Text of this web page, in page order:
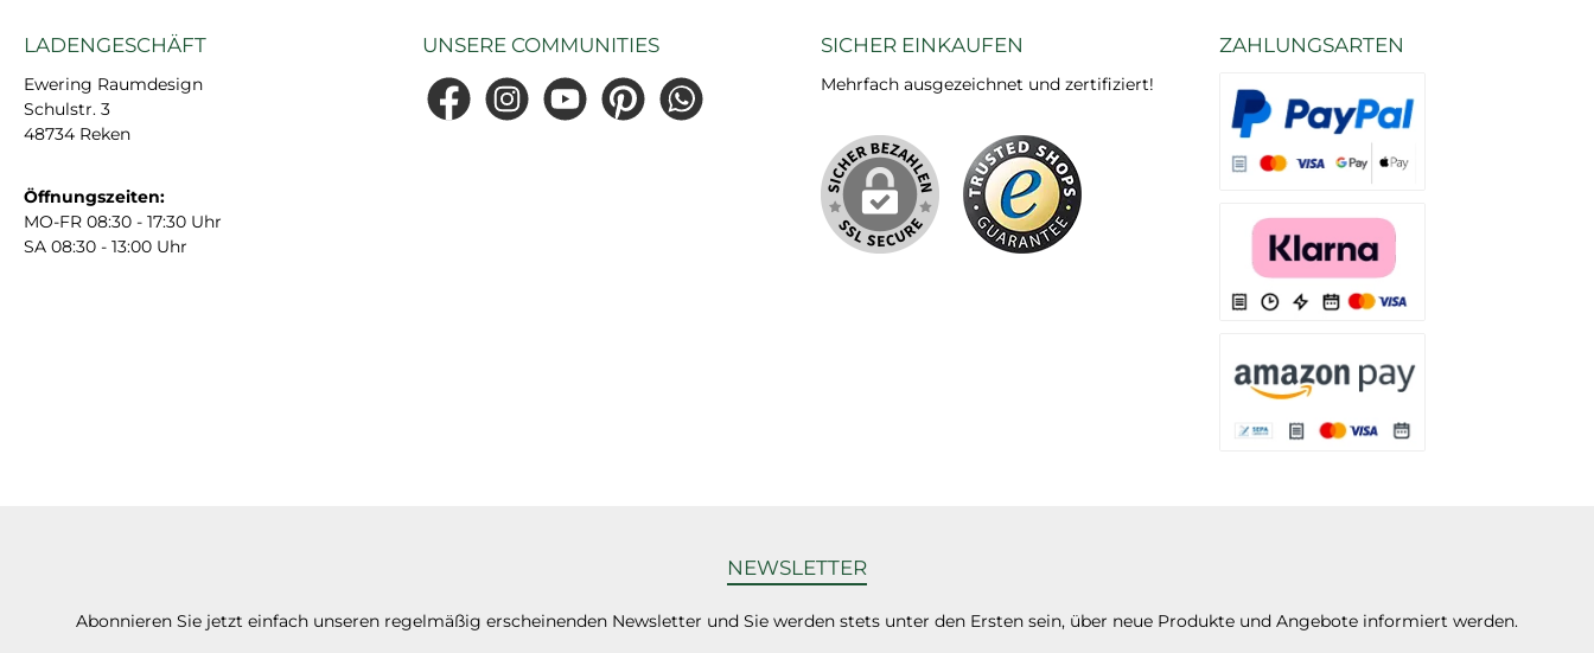
Gardinensystemen. Sie
ist aus extrem
überstreichbar,
wasserfest und leicht
zu installieren. Maße:
LADENGESCHÄFT
Ewering Raumdesign
Schulstr. 3
48734 Reken
Öffnungszeiten:
MO-FR 08:30 - 17:30 Uhr
SA 08:30 - 13:00 Uhr
UNSERE COMMUNITIES
FacebookInstagramYouTubePinterestWhatsApp
SICHER EINKAUFEN
Mehrfach ausgezeichnet und zertifiziert!
ZAHLUNGSARTEN
NEWSLETTER
Abonnieren Sie jetzt einfach unseren regelmäßig erscheinenden Newsletter und Sie werden stets unter den Ersten sein, über neue Produkte und Angebote informiert werden.